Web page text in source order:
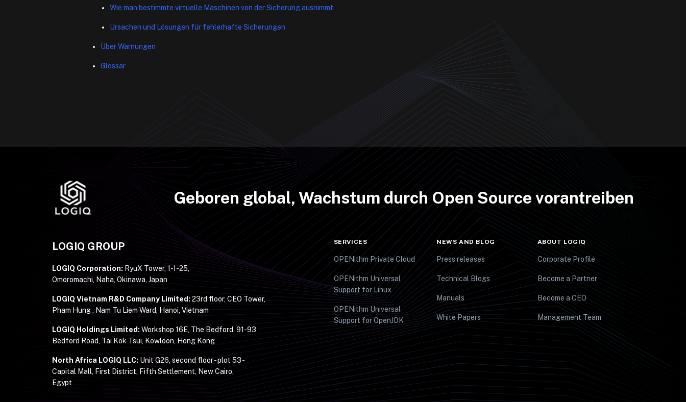
Wie man bestimmte virtuelle Maschinen von der Sicherung ausnimmt
Ursachen und Lösungen für fehlerhafte Sicherungen
Über Warnungen
Glossar
Geboren global, Wachstum durch Open Source vorantreiben
LOGIQ GROUP
LOGIQ Corporation: RyuX Tower, 1-1-25,
Omoromachi, Naha, Okinawa, Japan
LOGIQ Vietnam R&D Company Limited: 23rd floor, CEO Tower,
Pham Hung , Nam Tu Liem Ward, Hanoi, Vietnam
LOGIQ Holdings Limited: Workshop 16E, The Bedford, 91-93
Bedford Road, Tai Kok Tsui, Kowloon, Hong Kong
North Africa LOGIQ LLC:Unit G26, second floor - plot 53 -
Capital Mall, First District, Fifth Settlement, New Cairo,
Egypt
SERVICES
OPENithm Private Cloud
OPENithm Universal
Support for Linux
OPENithm Universal
Support for OpenJDK
NEWS AND BLOG
Press releases
Technical Blogs
Manuals
White Papers
ABOUT LOGIQ
Corporate Profile
Become a Partner
Become a CEO
Management Team